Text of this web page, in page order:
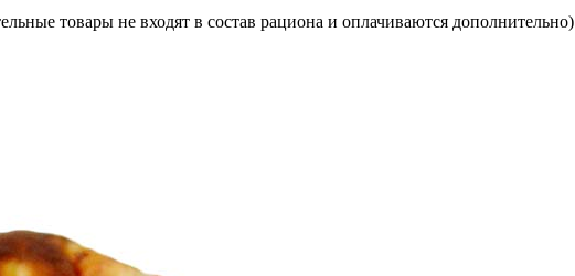
товары не входят в состав рациона и оплачиваются дополнительно)